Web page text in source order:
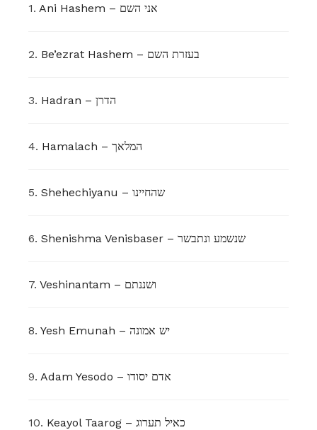
1. Ani Hashem – אני השם
2. Be’ezrat Hashem – בעזרת השם
3. Hadran – הדרן
4. Hamalach – המלאך
5. Shehechiyanu – שהחיינו
6. Shenishma Venisbaser – שנשמע ונתבשר
7. Veshinantam – ושננתם
8. Yesh Emunah – יש אמונה
9. Adam Yesodo – אדם יסודו
10. Keayol Taarog – כאיל תערוג